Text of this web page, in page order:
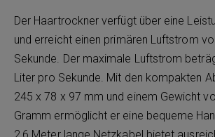
Der Haartrockner verfügt über eine
und erreicht einen primären Luftstrom
Sekunde. Der maximale Luftstrom
Liter pro Sekunde. Mit den kompakten
245 x 78 x 97 mm und einem Gewicht
Gramm ermöglicht er eine bequeme